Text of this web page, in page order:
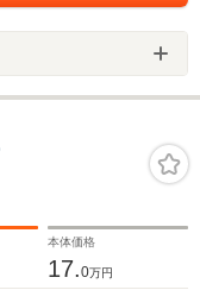
本体価格
17.0万円